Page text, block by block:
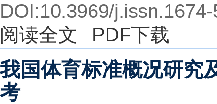
DOI:10.3969/
阅读全文
PDF下载
我国体育标准概况研究
考